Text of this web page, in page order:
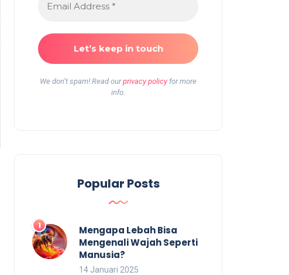
We don’t spam! Read ourprivacy policyfor more
info.
Popular Posts
Mengapa Lebah Bisa
Mengenali Wajah Seperti
Manusia?
14 Januari 2025